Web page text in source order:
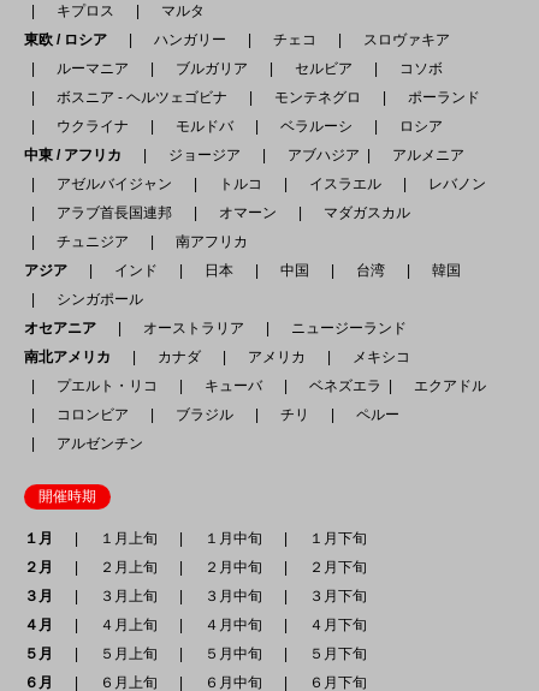
キプロス
マルタ
東欧 / ロシア
ハンガリー チェコ
スロヴァキア
ルーマニア
ブルガリア セルビア
コソボ
ボスニア - ヘルツェゴビナ
モンテネグロ
ポーランド
ウクライナ
モルドバ ベラルーシ
ロシア
中東 / アフリカ
ジョージア アブハジア
アルメニア
アゼルバイジャン
トルコ イスラエル
レバノン
アラブ首長国連邦
オマーン
マダガスカル
チュニジア
南アフリカ
アジア
インド 日本 中国 台湾
韓国
シンガポール
オセアニア
オーストラリア
ニュージーランド
南北アメリカ
カナダ アメリカ
メキシコ
プエルト・リコ
キューバ ベネズエラ
エクアドル
コロンビア
ブラジル チリ
ペルー
アルゼンチン
開催時期
１月 １月上旬 １月中旬
１月下旬
２月
２月上旬 ２月中旬
２月下旬
３月
３月上旬 ３月中旬
３月下旬
４月
４月上旬 ４月中旬
４月下旬
５月
５月上旬 ５月中旬
５月下旬
６月
６月上旬 ６月中旬 ６月下旬